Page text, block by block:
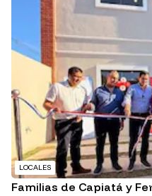
LOCALES
Familias de Capiatá y